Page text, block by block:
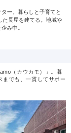
ー。暮らしと子育てと
た長屋を建てる。地域や
み中。
（カウカモ）」。暮
までも、一貫してサポー